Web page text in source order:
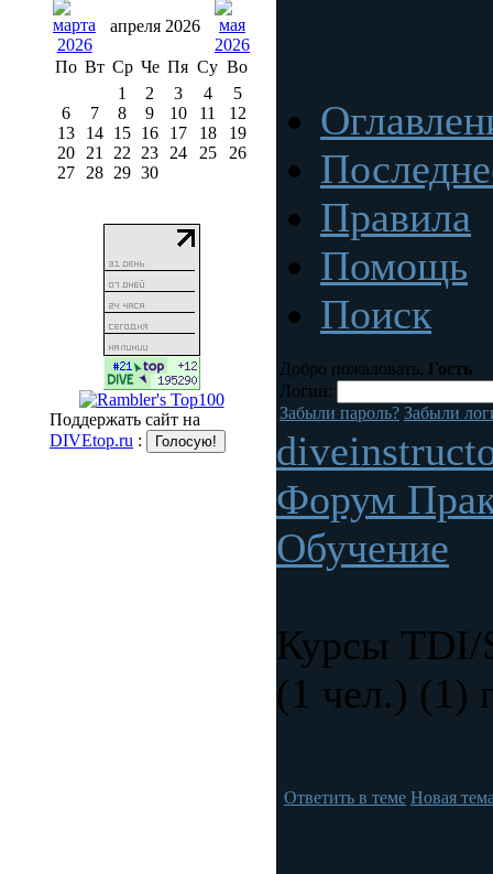
апреля 2026
По Вт Ср Че Пя Су Во
1
2 3 4
5
6
7 8 9 10 11
12
13
14 15 16 17 18
19
20
21 22 23 24 25
26
27
28 29 30
Поддержать сайт на
DIVEtop.ru :
Правила
Помощь
Поиск
Добро пожаловать, Гость
Логин:
Забыли пароль? Забыли
Форум
Обучение
Курсы TDI/
(1 чел.) (1)
Ответить в теме Новая